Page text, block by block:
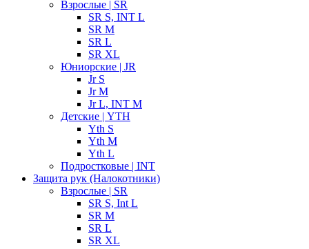
Взрослые | SR
SR S, INT L
SR M
SR L
SR XL
Юниорские | JR
Jr S
Jr M
Jr L, INT M
Детские | YTH
Yth S
Yth M
Yth L
Подростковые | INT
Защита рук (Налокотники)
Взрослые | SR
SR S, Int L
SR M
SR L
SR XL